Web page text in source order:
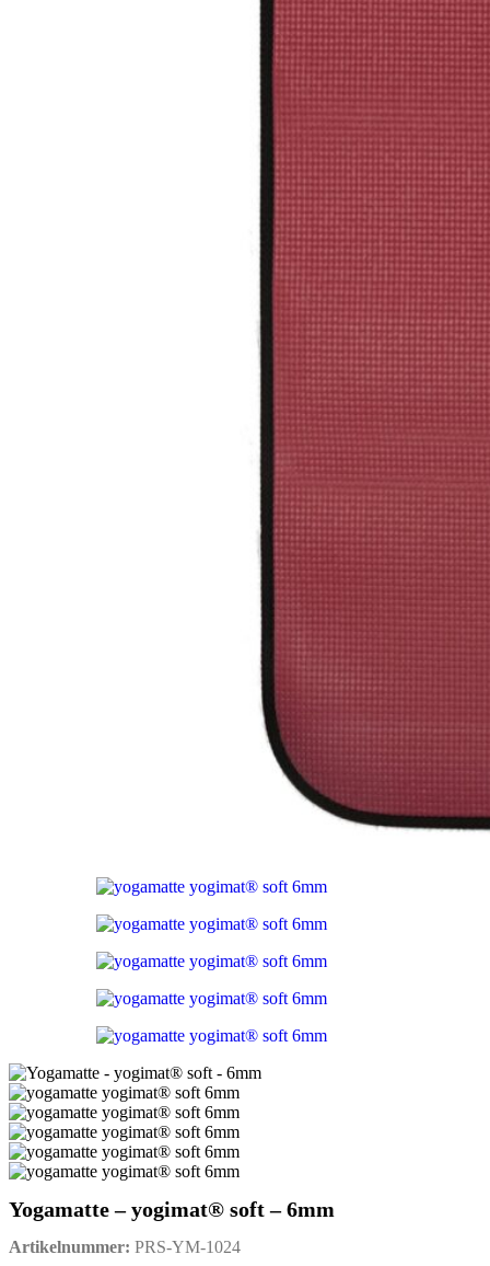
Yogamatte – yogimat® soft – 6mm
Artikelnummer: PRS-YM-1024